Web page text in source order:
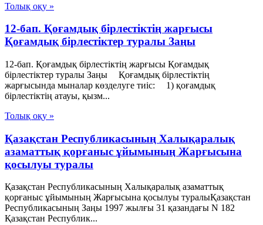
Толық оқу »
12-бап. Қоғамдық бірлестіктің жарғысы
Қоғамдық бiрлестiктер туралы Заңы
12-бап. Қоғамдық бірлестіктің жарғысы Қоғамдық
бiрлестiктер туралы Заңы Қоғамдық бірлестіктің
жарғысында мыналар көзделуге тиіс: 1) қоғамдық
бірлестіктің атауы, қызм...
Толық оқу »
Қазақстан Республикасының Халықаралық
азаматтық қорғаныс ұйымының Жарғысына
қосылуы туралы
Қазақстан Республикасының Халықаралық азаматтық
қорғаныс ұйымының Жарғысына қосылуы туралыҚазақстан
Республикасының Заңы 1997 жылғы 31 қазандағы N 182
Қазақстан Республик...